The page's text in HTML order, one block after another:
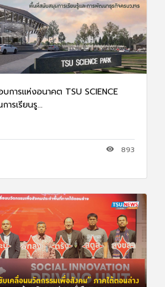
บการแห่งอนาคต TSU SCIENCE
รเรียนรู...
893